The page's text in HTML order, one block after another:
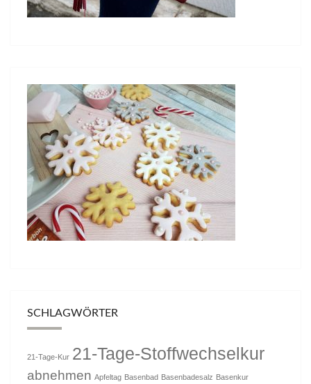
SCHLAGWÖRTER
21-Tage-Kur 21-Tage-Stoffwechselkur
abnehmen Apfeltag Basenbad Basenbadesalz Basenkur